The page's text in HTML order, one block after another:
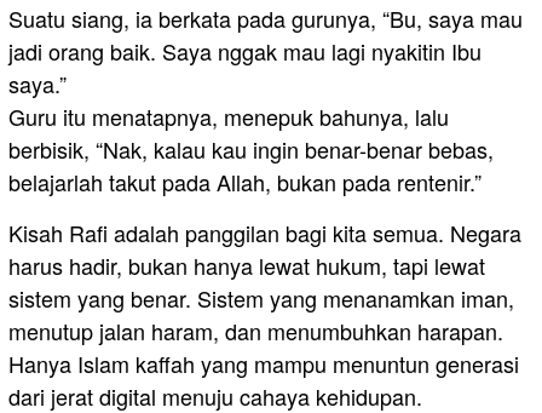
Suatu siang, ia berkata pada gurunya, “Bu, saya mau
jadi orang baik. Saya nggak mau lagi nyakitin Ibu
saya.”
Guru itu menatapnya, menepuk bahunya, lalu
berbisik, “Nak, kalau kau ingin benar-benar bebas,
belajarlah takut pada Allah, bukan pada rentenir.”
Kisah Rafi adalah panggilan bagi kita semua. Negara
harus hadir, bukan hanya lewat hukum, tapi lewat
sistem yang benar. Sistem yang menanamkan iman,
menutup jalan haram, dan menumbuhkan harapan.
Hanya Islam kaffah yang mampu menuntun generasi
dari jerat digital menuju cahaya kehidupan.